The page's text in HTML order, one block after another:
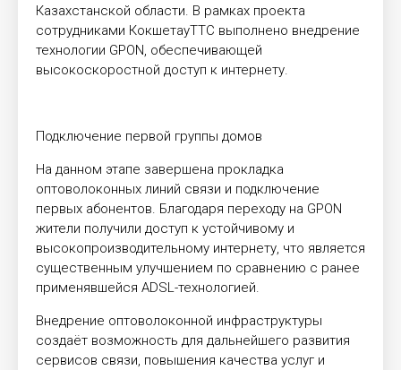
Казахстанской области. В рамках проекта
сотрудниками КокшетауТТС выполнено внедрение
технологии GPON, обеспечивающей
высокоскоростной доступ к интернету.
Подключение первой группы домов
На данном этапе завершена прокладка
оптоволоконных линий связи и подключение
первых абонентов. Благодаря переходу на GPON
жители получили доступ к устойчивому и
высокопроизводительному интернету, что является
существенным улучшением по сравнению с ранее
применявшейся ADSL-технологией.
Внедрение оптоволоконной инфраструктуры
создаёт возможность для дальнейшего развития
сервисов связи, повышения качества услуг и